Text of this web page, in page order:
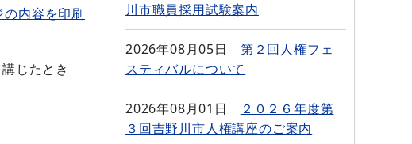
の内容を印刷
じたとき
川市職員採用試験案内
2026年08月05日
第２回人権フェ
スティバルについて
2026年08月01日
２０２６年度第
３回吉野川市人権講座のご案内